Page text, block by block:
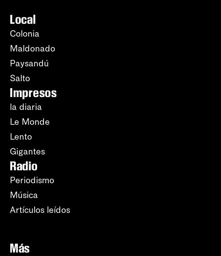
Local
Colonia
Maldonado
Paysandú
Salto
Impresos
la diaria
Le Monde
Lento
Gigantes
Radio
Periodismo
Música
Artículos leídos
Más